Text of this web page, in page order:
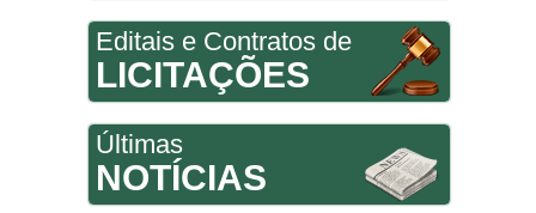
Editais e Contratos de
LICITAÇÕES
Últimas
NOTÍCIAS